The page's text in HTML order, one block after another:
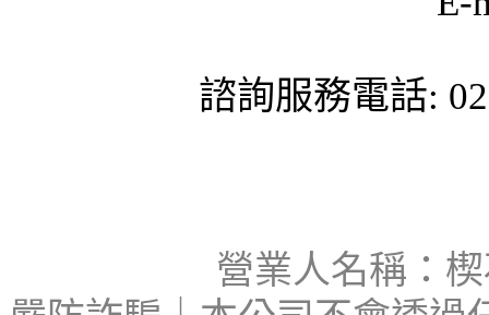
諮詢服務電話:
營業人名稱：